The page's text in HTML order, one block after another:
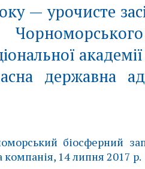
— урочисте
державна
біосферний
14 липня 2017 р.